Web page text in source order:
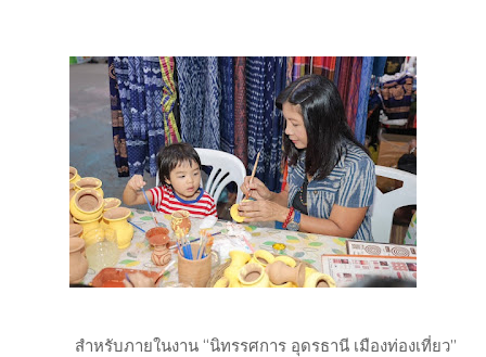
สำหรับภายในงาน “นิทรรศการ อุดรธานี เมืองท่องเที่ยว”